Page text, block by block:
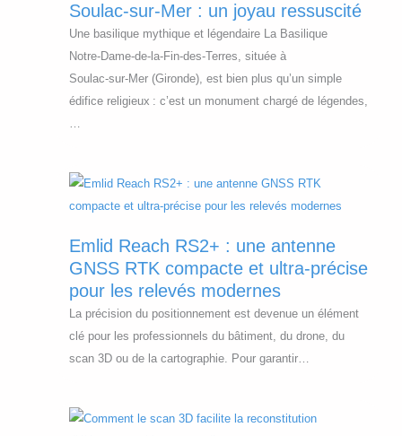
Soulac‑sur‑Mer : un joyau ressuscité
Une basilique mythique et légendaire La Basilique
Notre‑Dame‑de‑la‑Fin‑des‑Terres, située à
Soulac‑sur‑Mer (Gironde), est bien plus qu’un simple
édifice religieux : c’est un monument chargé de légendes,
…
Emlid Reach RS2+ : une antenne
GNSS RTK compacte et ultra-précise
pour les relevés modernes
La précision du positionnement est devenue un élément
clé pour les professionnels du bâtiment, du drone, du
scan 3D ou de la cartographie. Pour garantir…